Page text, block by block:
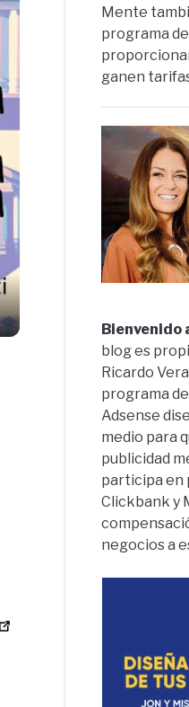
Mente
programa
ganen
Bienvenido
blog es
Ricardo
programa
Adsense
medio para
publicidad
participa en
Clickbank y
negocios a